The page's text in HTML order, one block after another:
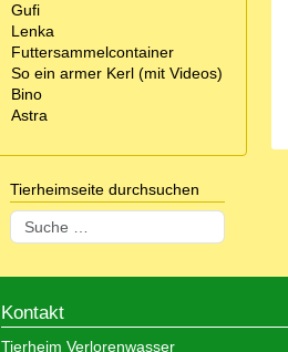
Gufi
Lenka
Futtersammelcontainer
So ein armer Kerl (mit Videos)
Bino
Astra
Tierheimseite durchsuchen
Suchen
Kontakt
Tierheim Verlorenwasser